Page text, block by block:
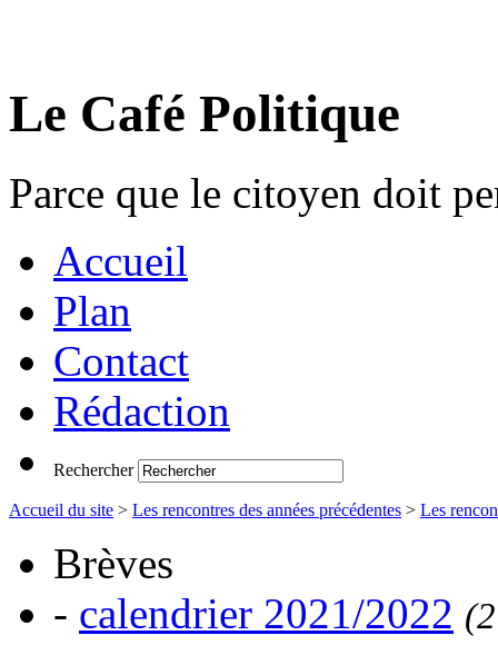
Le Café Politique
Parce que le citoyen doit
Accueil
Plan
Contact
Rédaction
Rechercher
Accueil du site > Les rencontres des années précédentes > Les
Brèves
- calendrier 2021/2022